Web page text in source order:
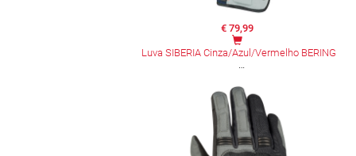
€ 79,99
Luva SIBERIA Cinza/Azul/Vermelho BERING